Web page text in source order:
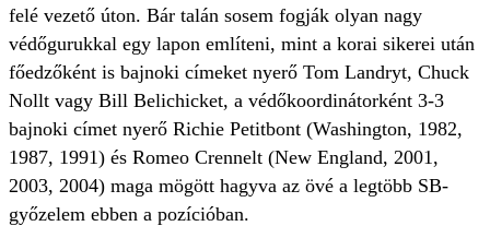
felé vezető úton. Bár talán sosem fogják olyan nagy
védőgurukkal egy lapon említeni, mint a korai sikerei után
főedzőként is bajnoki címeket nyerő Tom Landryt, Chuck
Nollt vagy Bill Belichicket, a védőkoordinátorként 3-3
bajnoki címet nyerő Richie Petitbont (Washington, 1982,
1987, 1991) és Romeo Crennelt (New England, 2001,
2003, 2004) maga mögött hagyva az övé a legtöbb SB-
győzelem ebben a pozícióban.